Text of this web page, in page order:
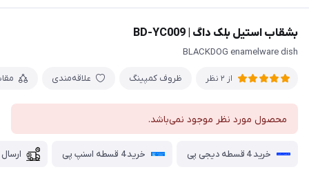
بشقاب استیل بلک داگ | BD-YC009
BLACKDOG enamelware dish
از 2 نظر ظروف کمپینگ علاقه‌مندی
محصول مورد نظر موجود نمی‌باشد.
خرید 4 قسطه دیجی پی خرید 4 قسطه اسنپ پی